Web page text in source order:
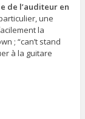
de l’auditeur en
une
la
; “can’t stand
à la guitare